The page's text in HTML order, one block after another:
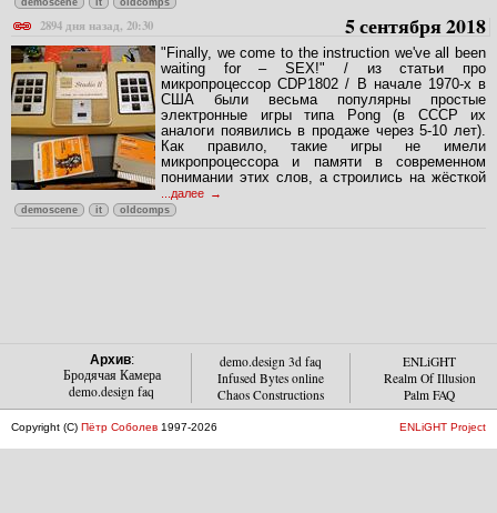
demoscene it oldcomps
2894 дня назад, 20:30 5 сентября 2018
"Finally, we come to the instruction we've all been
waiting for – SEX!" / из статьи про
микропроцессор CDP1802 / В начале 1970-х в
США были весьма популярны простые
электронные игры типа Pong (в СССР их
аналоги появились в продаже через 5-10 лет).
Как правило, такие игры не имели
микропроцессора и памяти в современном
понимании этих слов, а строились на жёсткой
...далее
demoscene it oldcomps
Архив:
Бродячая Камера
demo.design faq
demo.design 3d faq
Infused Bytes online
Chaos Constructions
ENLiGHT
Realm Of Illusion
Palm FAQ
Copyright (C) Пётр Соболев 1997-2026 ENLiGHT Project